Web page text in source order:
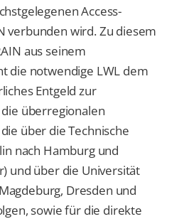
Access-
verbunden wird. Zu diesem
aus seinem
die notwendige LWL dem
Entgeld zur
überregionalen
über die Technische
nach Hamburg und
und über die Universität
Dresden und
sowie für die direkte